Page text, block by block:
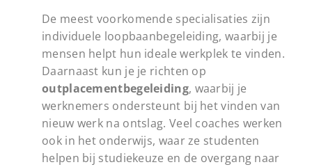
De meest voorkomende specialisaties zijn
individuele loopbaanbegeleiding, waarbij je
mensen helpt hun ideale werkplek te vinden.
Daarnaast kun je je richten op
outplacementbegeleiding, waarbij je
werknemers ondersteunt bij het vinden van
nieuw werk na ontslag. Veel coaches werken
ook in het onderwijs, waar ze studenten
helpen bij studiekeuze en de overgang naar